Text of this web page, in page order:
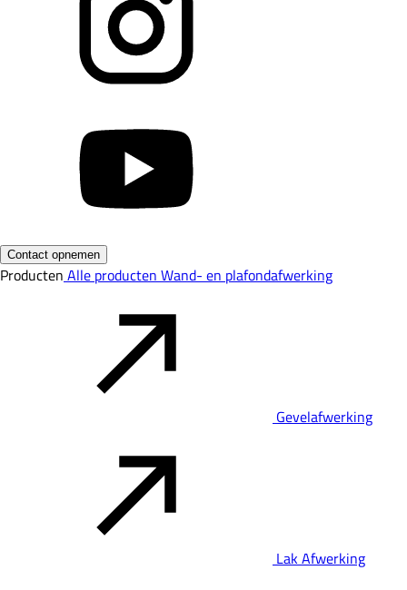
Contact opnemen
Producten Alle producten Wand- en plafondafwerking
Gevelafwerking
Lak Afwerking